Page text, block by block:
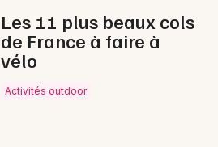
Les 11 plus beaux cols
de France à faire à
vélo
Activités outdoor